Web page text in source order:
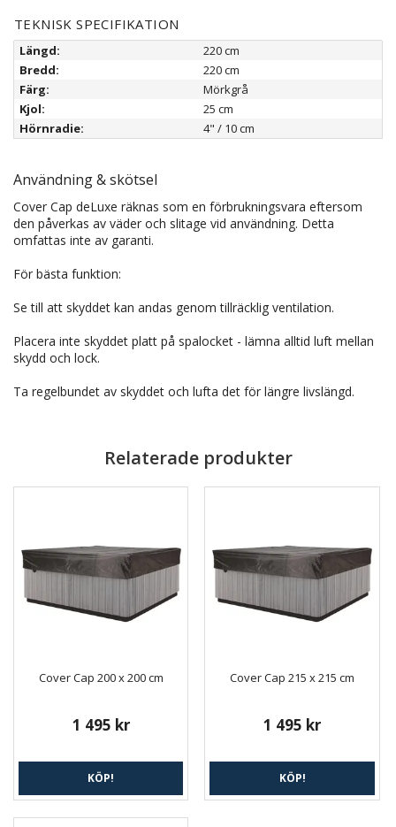
TEKNISK SPECIFIKATION
Längd:
220 cm
Bredd:
220 cm
Färg:
Mörkgrå
Kjol:
25 cm
Hörnradie:
4" / 10 cm
Användning & skötsel
Cover Cap deLuxe räknas som en förbrukningsvara eftersom
den påverkas av väder och slitage vid användning. Detta
omfattas inte av garanti.
För bästa funktion:
Se till att skyddet kan andas genom tillräcklig ventilation.
Placera inte skyddet platt på spalocket - lämna alltid luft mellan
skydd och lock.
Ta regelbundet av skyddet och lufta det för längre livslängd.
Relaterade produkter
Cover Cap 200 x 200 cm
1 495 kr
KÖP!
Cover Cap 215 x 215 cm
1 495 kr
KÖP!